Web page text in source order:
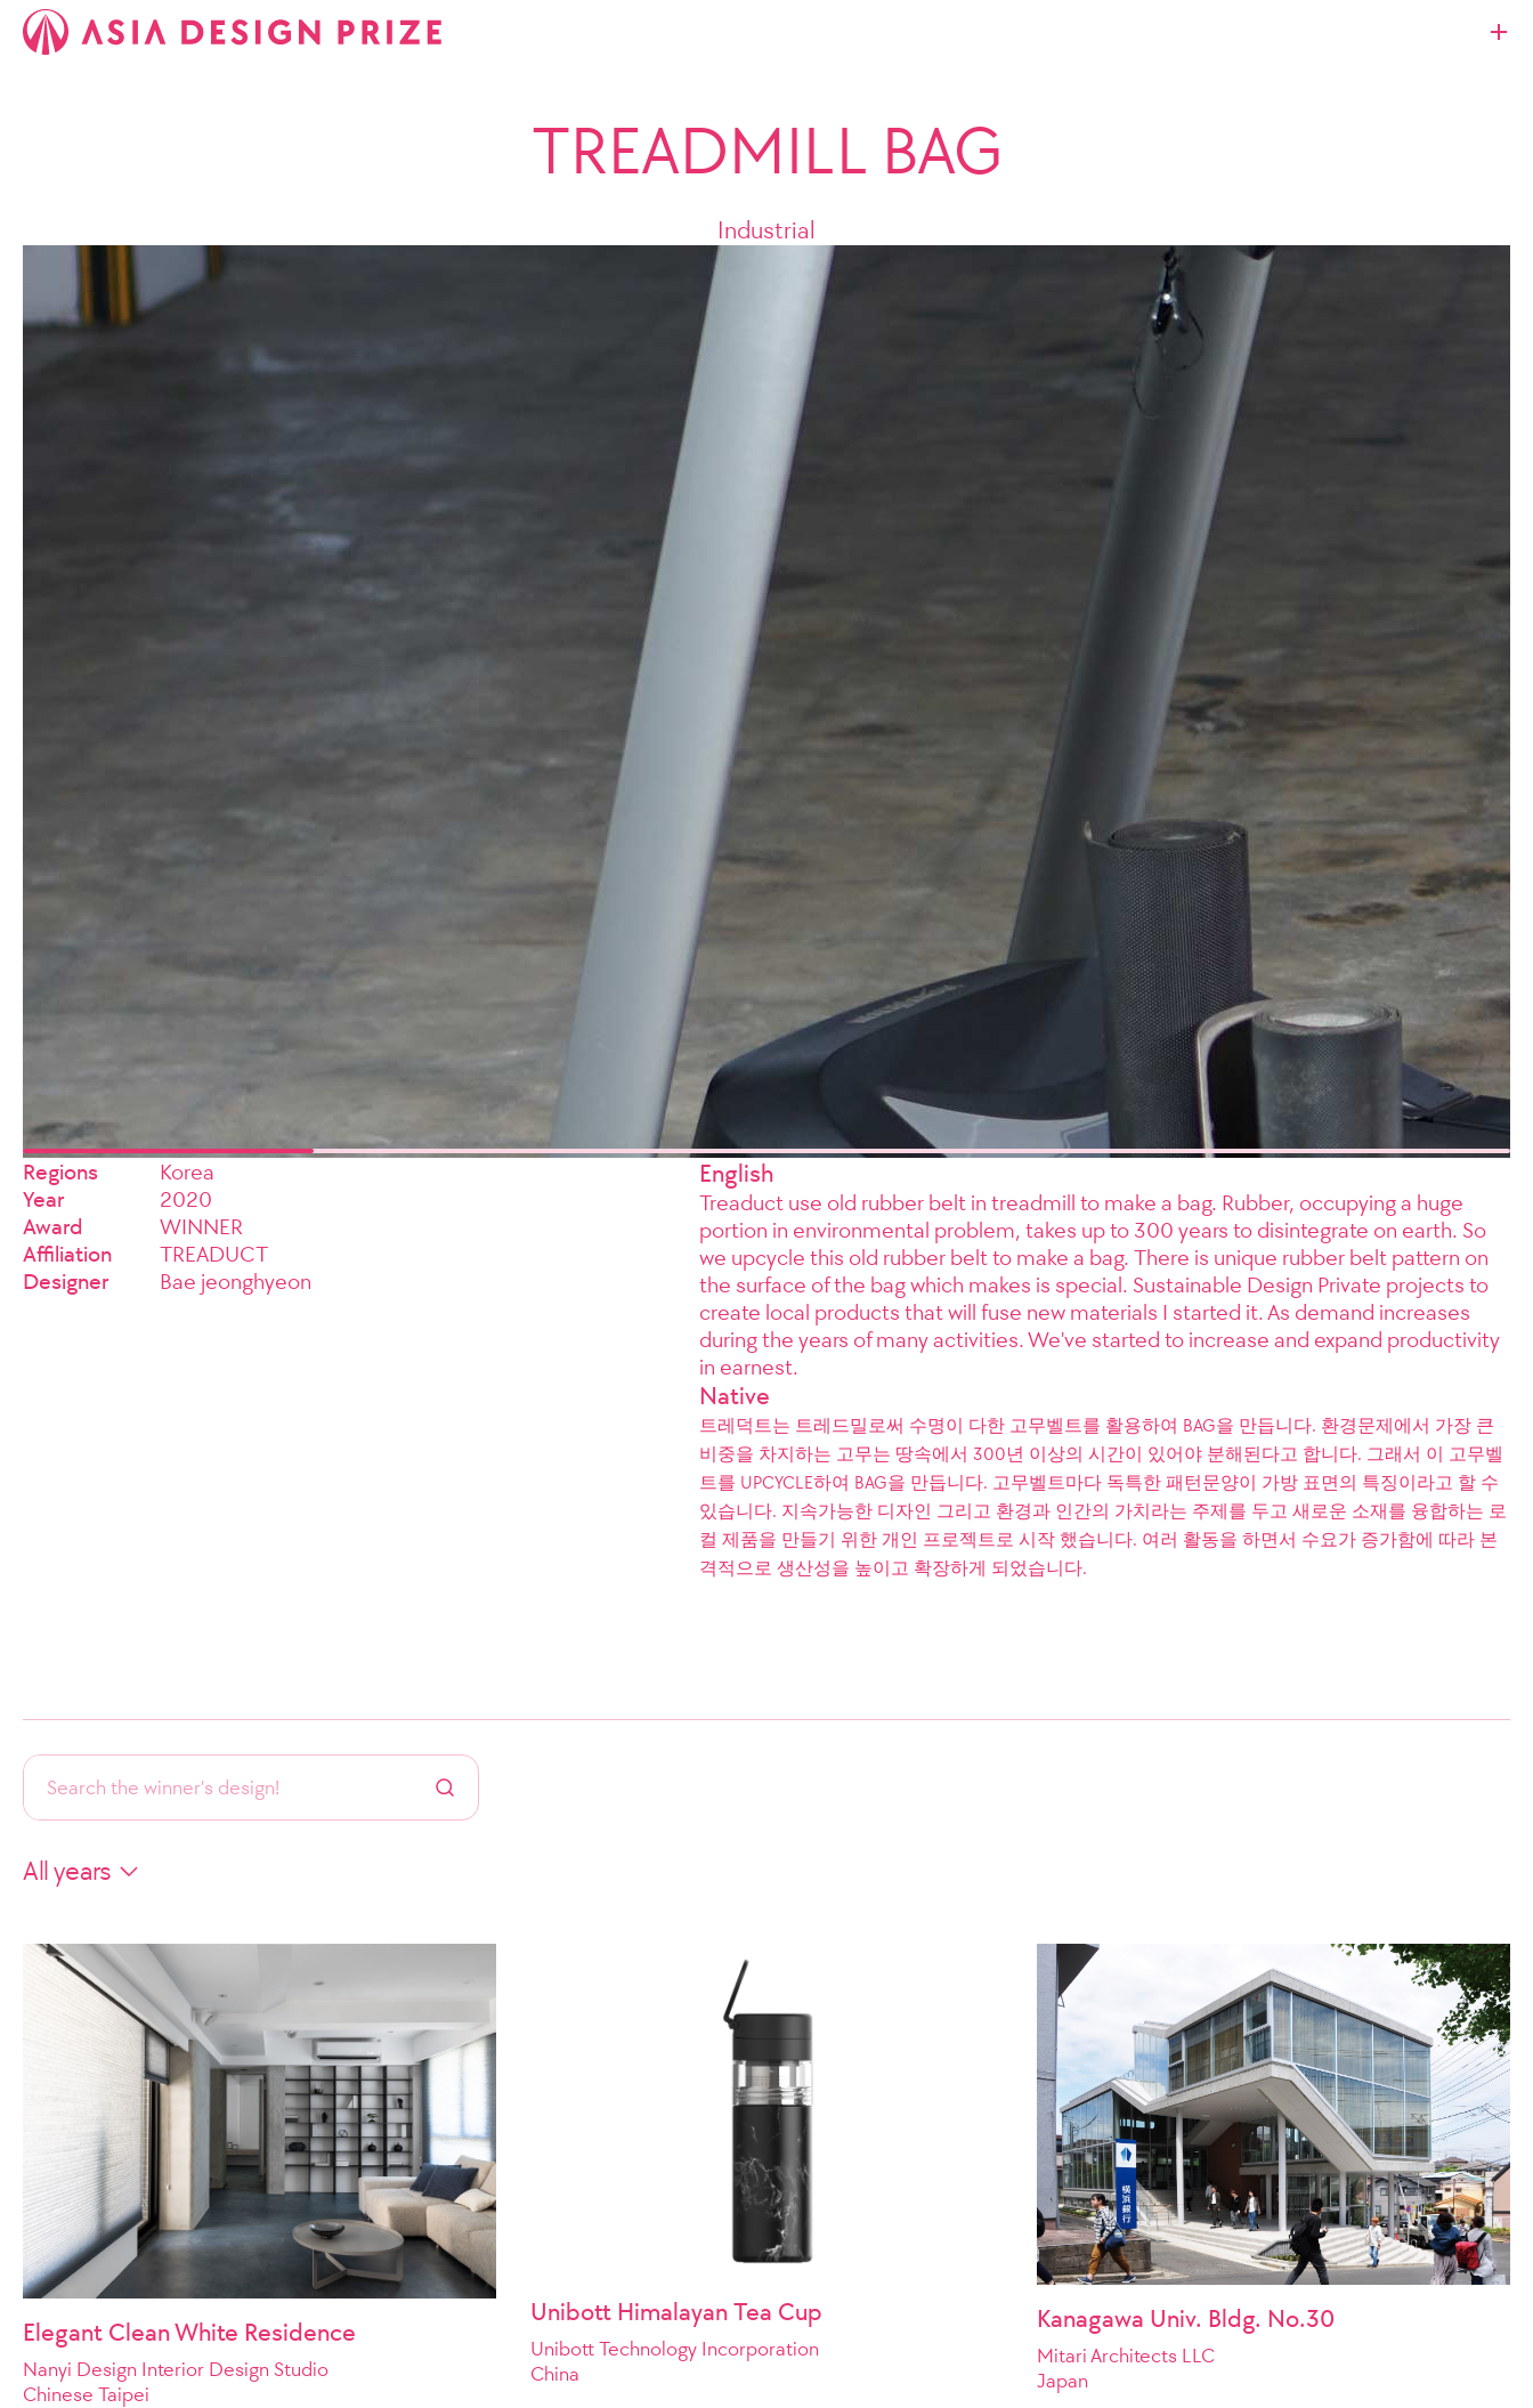
TREADMILL BAG
Industrial
Regions
Korea
Year
2020
Award
WINNER
Affiliation
TREADUCT
Designer
Bae jeonghyeon
English
Treaduct use old rubber belt in treadmill to make a bag. Rubber, occupying a huge
portion in environmental problem, takes up to 300 years to disintegrate on earth. So
we upcycle this old rubber belt to make a bag. There is unique rubber belt pattern on
the surface of the bag which makes is special. Sustainable Design Private projects to
create local products that will fuse new materials I started it. As demand increases
during the years of many activities. We've started to increase and expand productivity
in earnest.
Native
트레덕트는 트레드밀로써 수명이 다한 고무벨트를 활용하여 BAG을 만듭니다. 환경문제에서 가장 큰
비중을 차지하는 고무는 땅속에서 300년 이상의 시간이 있어야 분해된다고 합니다. 그래서 이 고무벨
트를 UPCYCLE하여 BAG을 만듭니다. 고무벨트마다 독특한 패턴문양이 가방 표면의 특징이라고 할 수
있습니다. 지속가능한 디자인 그리고 환경과 인간의 가치라는 주제를 두고 새로운 소재를 융합하는 로
컬 제품을 만들기 위한 개인 프로젝트로 시작 했습니다. 여러 활동을 하면서 수요가 증가함에 따라 본
격적으로 생산성을 높이고 확장하게 되었습니다.
Elegant Clean White Residence
Nanyi Design Interior Design Studio
Chinese Taipei
Unibott Himalayan Tea Cup
Unibott Technology Incorporation
China
Kanagawa Univ. Bldg. No.30
Mitari Architects LLC
Japan